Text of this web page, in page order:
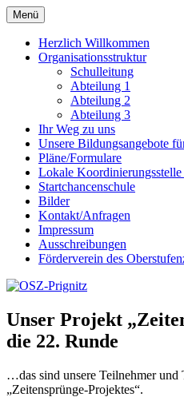
Zum
Inhalt
springen
OSZ-Prignitz
Oberstufenzentrum des
Menü
Herzlich Willkommen
Organisationsstruktur
Schulleitung
Abteilung 1
Abteilung 2
Abteilung 3
Ihr Weg zu uns
Unsere Bildungsangebote
Pläne/Formulare
Lokale
Startchancenschule
Bilder
Kontakt/Anfragen
Impressum
Ausschreibungen
Förderverein des
Unser Projekt
die 22. Runde
…das sind unsere Teilnehmer und
„Zeitensprünge-Projektes“.